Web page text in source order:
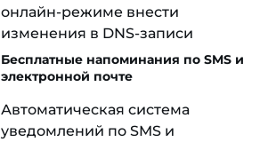
онлайн-режиме внести
изменения в DNS-записи
Бесплатные напоминания по SMS и
электронной почте
Автоматическая система
уведомлений по SMS и